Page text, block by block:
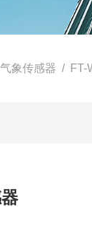
气象传感器 / FT-